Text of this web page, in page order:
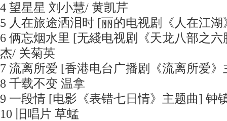
4 望星星 刘小慧/ 黄凯芹
5 人在旅途洒泪时 [丽的电视剧《人在江
6 俩忘烟水里 [无綫电视剧《天龙八部之
杰/ 关菊英
7 流离所爱 [香港电台广播剧《流离所爱
8 千载不变 温拿
9 一段情 [电影《表错七日情》主题曲] 钟
10 旧唱片 草蜢